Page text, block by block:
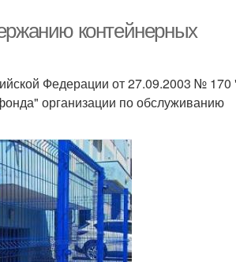
контейнерных
Федерации от 27.09.2003 №
организации по обслуживанию